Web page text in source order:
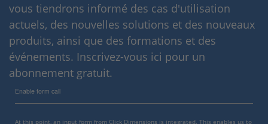
vous tiendrons informé des cas d'utilisation
actuels, des nouvelles solutions et des nouveaux
produits, ainsi que des formations et des
événements. Inscrivez-vous ici pour un
abonnement gratuit.
Enable form call
At this point, an input form from Click Dimensions is integrated. This enables us to